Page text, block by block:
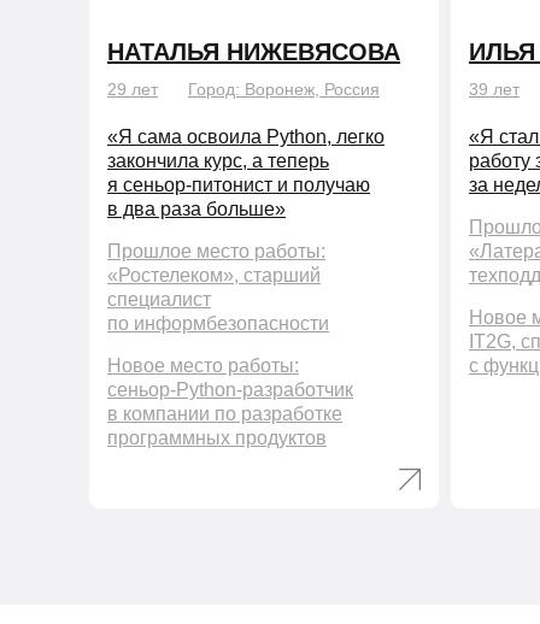
«Я сама освоила Python, легко
закончила курс, а теперь
я сеньор-питонист и получаю
в два раза больше»
Город: Воронеж, Россия
Прошлое место работы:
«Ростелеком», старший
специалист
по информбезопасности
29 лет
Новое место работы:
сеньор-Python-разработчик
в компании по разработке
программных продуктов
НАТАЛЬЯ НИЖЕВЯСОВА
«Я
работу
за
39 лет
Новое
IT2G,
с